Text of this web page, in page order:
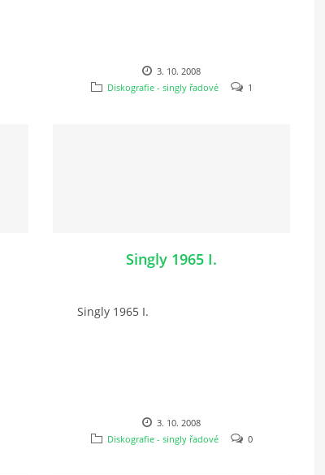
3. 10. 2008
Diskografie - singly řadové
1
Singly 1965 I.
Singly 1965 I.
3. 10. 2008
Diskografie - singly řadové
0